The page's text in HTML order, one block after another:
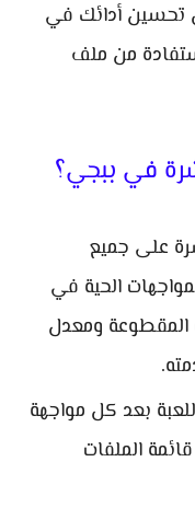
تحسين أدائك في
من ملف
في ببجي؟
على جميع
الحية في
المقطوعة ومعدل
بعد كل مواجهة
الملفات